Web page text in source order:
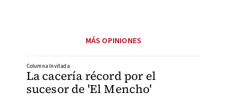
MÁS OPINIONES
La cacería récord por el
sucesor de 'El Mencho'
Columna Invitada